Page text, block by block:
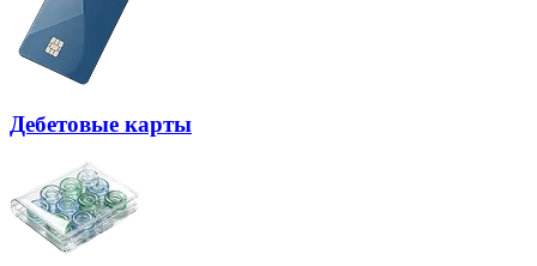
Дебетовые карты